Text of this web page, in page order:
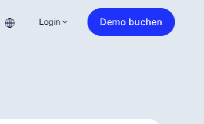
Login Demo buchen